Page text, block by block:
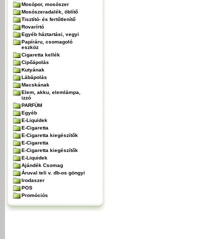
Mosópor, mosószer
Mosószeradalék, öblítő
Tisztító- és fertőtlenítő
Rovarírtó
Egyéb háztartási, vegyi
Papíráru, csomagoló
eszköz
Cigaretta kellék
Cipőápolás
Kutyának
Lábápolás
Macskának
Elem, akku, elemlámpa,
izzó
PARFÜM
Egyéb
E-Liquidek
E-Cigaretta
E-Cigaretta kiegészítők
E-Cigaretta
E-Cigaretta kiegészítők
E-Liquidek
Ajándék Csomag
Áruval teli v. db-os göngyi
Irodaszer
POS
Promóciós